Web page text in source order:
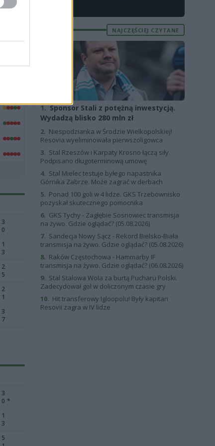
3
0
1
3
2
5
2
1
3
7
3
0 *
1
3
5
NAJCZĘŚCIEJ CZYTANE
1.Sponsor Stali z potężną inwestycją.
Wydadzą blisko 280 mln zł
2. Niespodzianka w Środzie Wielkopolskiej!
Resovia wyeliminowała pierwszoligowca
3. Stal Rzeszów i Karpaty Krosno łączą siły.
Podpisano długoterminową umowę
4. Stal Mielec testuje byłego napastnika
Górnika Zabrze. Może zagrać w derbach
5. Ponad 100 goli w 4 lidze. GKS Trzebownisko
pozyskał skutecznego pomocnika
6. GKS Tychy - Zagłębie Sosnowiec transmisja
na żywo. Gdzie oglądać? (05.08.2026)
7. Sandecja Nowy Sącz - Rekord Bielsko-Biała
transmisja na żywo. Gdzie oglądać? (05.08.2026)
8. Raków Częstochowa - Hammarby IF
transmisja na żywo. Gdzie oglądać? (06.08.2026)
9. Stal Stalowa Wola za burtą Pucharu Polski.
Zadecydował gol w doliczonym czasie gry
10. Hit transferowy Igloopolu! Były kapitan
Resovii zagra w IV lidze